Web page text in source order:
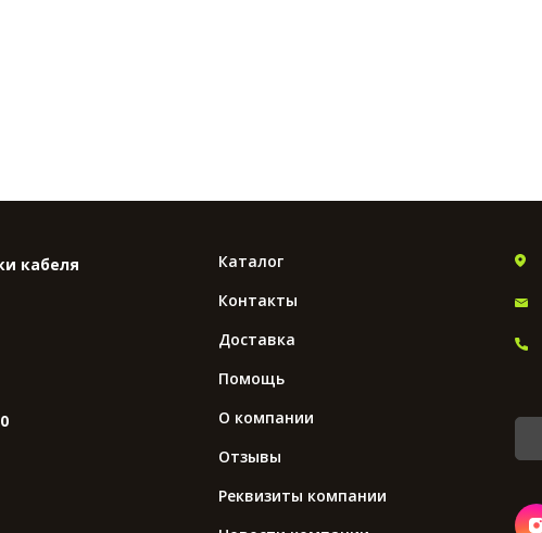
кабеля
Каталог
Контакты
Доставка
Помощь
О компании
Отзывы
Реквизиты компании